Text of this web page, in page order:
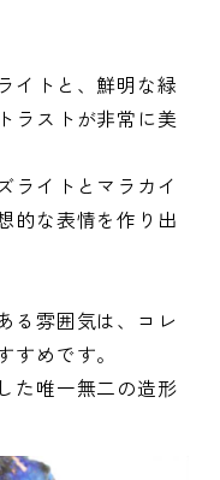
イトと、鮮明な緑
ラストが非常に美
ライトとマラカイ
的な表情を作り出
る雰囲気は、コレ
めです。
た唯一無二の造形